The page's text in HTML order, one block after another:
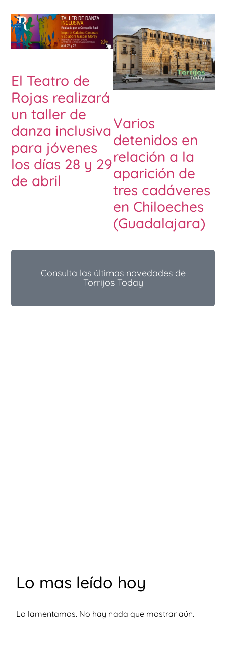
El Teatro de
Rojas realizará
un taller de
danza inclusiva
para jóvenes
los días 28 y 29
de abril
Varios
detenidos en
relación a la
aparición de
tres cadáveres
en Chiloeches
(Guadalajara)
Consulta las últimas novedades de
Torrijos Today
Lo mas leído hoy
Lo lamentamos. No hay nada que mostrar aún.